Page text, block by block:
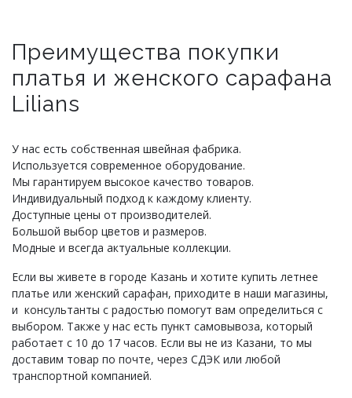
Преимущества покупки
платья и женского сарафана
Lilians
У нас есть собственная швейная фабрика.
Используется современное оборудование.
Мы гарантируем высокое качество товаров.
Индивидуальный подход к каждому клиенту.
Доступные цены от производителей.
Большой выбор цветов и размеров.
Модные и всегда актуальные коллекции.
Если вы живете в городе Казань и хотите купить летнее
платье или женский сарафан, приходите в наши магазины,
и консультанты с радостью помогут вам определиться с
выбором. Также у нас есть пункт самовывоза, который
работает с 10 до 17 часов. Если вы не из Казани, то мы
доставим товар по почте, через СДЭК или любой
транспортной компанией.